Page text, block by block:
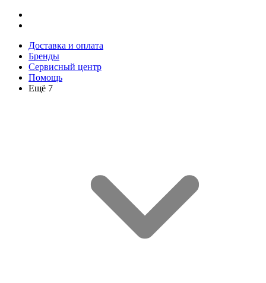
Доставка и оплата
Бренды
Сервисный центр
Помощь
Ещё 7